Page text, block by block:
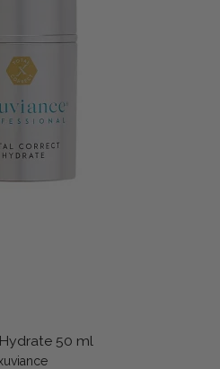
50 ml